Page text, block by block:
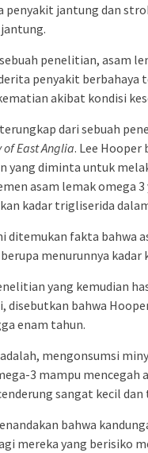
penyakit jantung dan
penelitian, asam
penyakit
akibat kondisi
dari sebuah
of East Anglia. Lee Hooper
yang diminta untuk
asam lemak omega
kadar trigliserida
ditemukan fakta bahwa
menurunnya kadar
yang kemudian
disebutkan bahwa
enam tahun.
mengonsumsi
3 mampu
sangat kecil dan
bahwa
mereka yang berisiko